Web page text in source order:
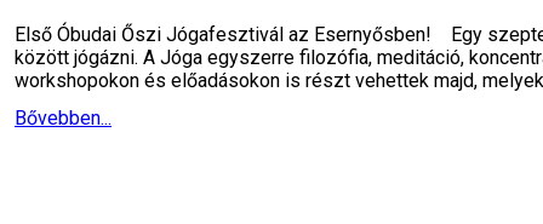
Első Óbudai Őszi Jógafesztivál az Esernyősben! Egy
között jógázni. A Jóga egyszerre filozófia, meditáció,
workshopokon és előadásokon is részt vehettek majd,
Bővebben...